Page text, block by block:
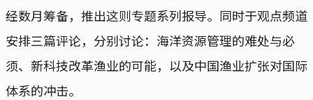
经数月筹备，推出这则专题系列报导。同时于观点频道
安排三篇评论，分别讨论：海洋资源管理的难处与必
须、新科技改革渔业的可能，以及中国渔业扩张对国际
体系的冲击。